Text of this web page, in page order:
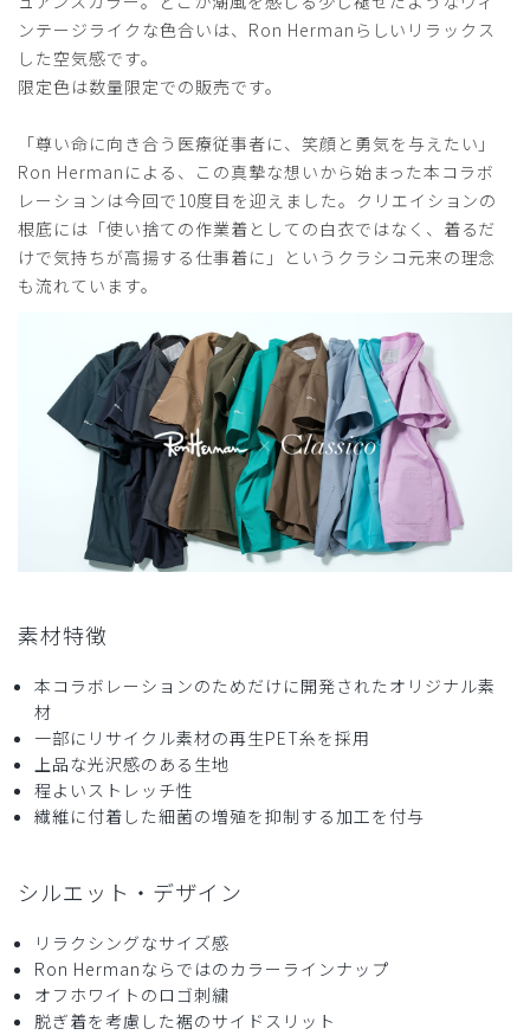
厚さとても薄い 厚い
商品：R27メンズ:Ron Herman スクラブトップス/ディ
役に立った 0
40代 身長:176-180cm 体重:81-85kg
サイズ感 小さめ
大きめ
ストレッチ感 よく伸びる
伸びない
厚さとても薄い 厚い
サイズを変えて購入しました。
ちょうどよかったです。
商品： R27メンズ:Ron Herman スクラブトップス/ベー
ジュ/XL
オキ神様
購入確認済み
年齢: 40代 身長:176-180cm 体重:76-80kg
厚さ とても薄い
モデルみたいな白人の方をイメージして着ると結構ガッカリ
するかもです。生地もかなり厚い。
色はカッコいい。
ンテージライクな色合いは、Ron Hermanらしいリラックス
した空気感です。
限定色は数量限定での販売です。
「尊い命に向き合う医療従事者に、笑顔と勇気を与えたい」
Ron Hermanによる、この真摯な想いから始まった本コラボ
レーションは今回で10度目を迎えました。クリエイションの
根底には「使い捨ての作業着としての白衣ではなく、着るだ
けで気持ちが高揚する仕事着に」というクラシコ元来の理念
も流れています。
素材特徴
本コラボレーションのためだけに開発されたオリジナル素
材
一部にリサイクル素材の再生PET糸を採用
上品な光沢感のある生地
程よいストレッチ性
繊維に付着した細菌の増殖を抑制する加工を付与
シルエット・デザイン
リラクシングなサイズ感
Ron Hermanならではのカラーラインナップ
オフホワイトのロゴ刺繍
脱ぎ着を考慮した裾のサイドスリット